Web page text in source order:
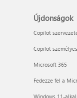
Újdonságok
Copilot
Copilot
Microsoft 365
Fedezze fel a
Windows 11-